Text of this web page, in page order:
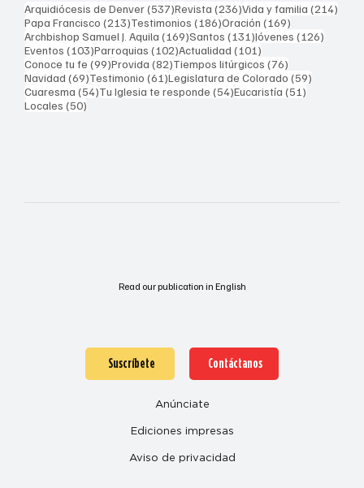
Arquidiócesis de Denver(537)537 entradas
Revista (236)236 entradas
Vida y familia (214)
Papa Francisco (213)213 entradas
Testimonios (186)186 entradas
Oración (169)
Archbishop Samuel J. Aquila (169)169 entradas
Santos (131)131 entradas
Jóvenes (126)
Eventos (103)103 entradas
Parroquias (102)102 entradas
Actualidad (101)
Conoce tu fe (99)99 entradas
Provida (82)82 entradas
Tiempos litúrgicos (76)
Navidad (69)69 entradas
Testimonio (61)61 entradas
Legislatura de Colorado (59)
Cuaresma (54)54 entradas
Tu Iglesia te responde (54)54 entradas
Eucaristía (51)
Locales (50)
Read our publication in English
Suscríbete Contáctanos
Anúnciate
Ediciones impresas
Aviso de privacidad